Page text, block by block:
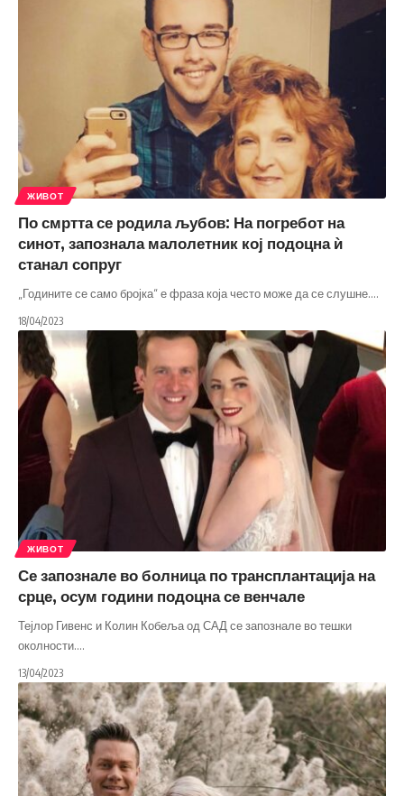
ЖИВОТ
По смртта се родила љубов: На погребот на
синот, запознала малолетник кој подоцна ѝ
станал сопруг
„Годините се само бројка“ е фраза која често може да се слушне.…
18/04/2023
ЖИВОТ
Се запознале во болница по трансплантација на
срце, осум години подоцна се венчале
Тејлор Гивенс и Колин Кобеља од САД се запознале во тешки
околности.…
13/04/2023